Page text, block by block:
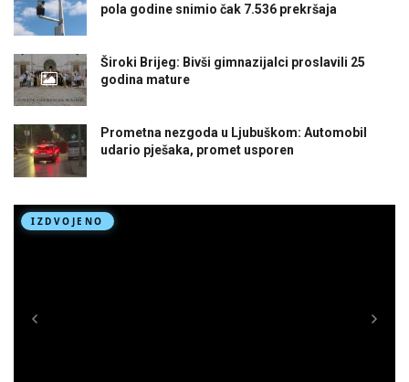
pola godine snimio čak 7.536 prekršaja
Široki Brijeg: Bivši gimnazijalci proslavili 25
godina mature
Prometna nezgoda u Ljubuškom: Automobil
udario pješaka, promet usporen